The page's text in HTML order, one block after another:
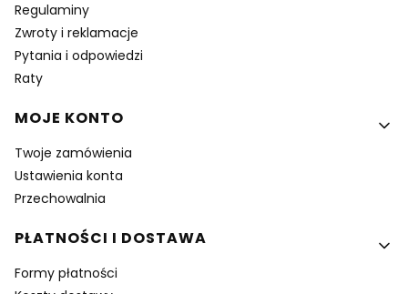
Regulaminy
Zwroty i reklamacje
Pytania i odpowiedzi
Raty
MOJE KONTO
Twoje zamówienia
Ustawienia konta
Przechowalnia
PŁATNOŚCI I DOSTAWA
Formy płatności